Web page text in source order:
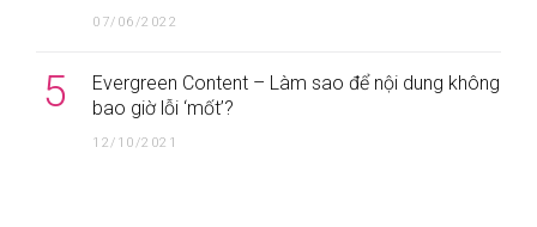
07/06/2022
5
Evergreen Content – Làm sao để nội dung không
bao giờ lỗi ‘mốt’?
12/10/2021